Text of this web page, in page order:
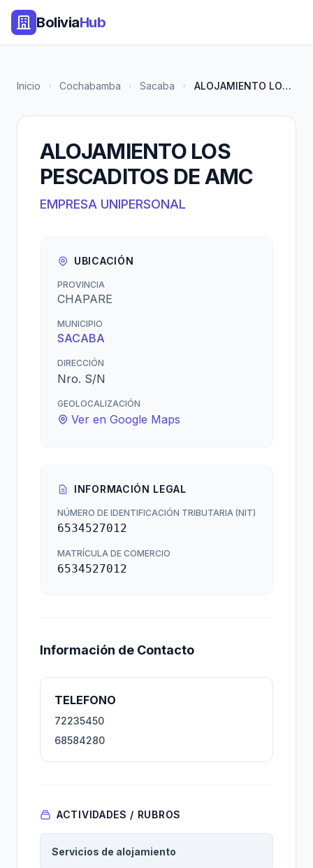
BoliviaHub
Inicio Cochabamba Sacaba ALOJAMIENTO LOS PESCADITOS DE...
ALOJAMIENTO LOS
PESCADITOS DE AMC
EMPRESA UNIPERSONAL
UBICACIÓN
PROVINCIA
CHAPARE
MUNICIPIO
SACABA
DIRECCIÓN
Nro. S/N
GEOLOCALIZACIÓN
Ver en Google Maps
INFORMACIÓN LEGAL
NÚMERO DE IDENTIFICACIÓN TRIBUTARIA (NIT)
6534527012
MATRÍCULA DE COMERCIO
6534527012
Información de Contacto
TELEFONO
72235450
68584280
ACTIVIDADES / RUBROS
Servicios de alojamiento